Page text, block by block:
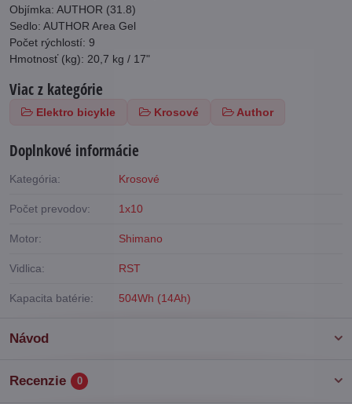
Objímka: AUTHOR (31.8)
Sedlo: AUTHOR Area Gel
Počet rýchlostí: 9
Hmotnosť (kg): 20,7 kg / 17"
Viac z kategórie
Elektro bicykle Krosové Author
Doplnkové informácie
Kategória: Krosové
Počet prevodov: 1x10
Motor: Shimano
Vidlica: RST
Kapacita batérie: 504Wh (14Ah)
Návod
Recenzie 0